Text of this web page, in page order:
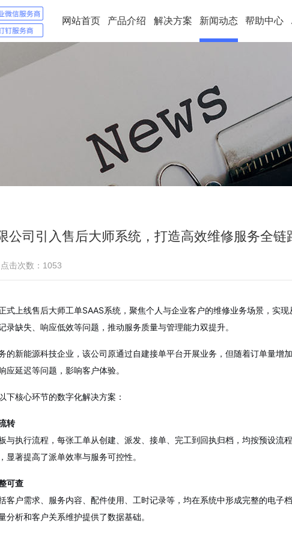
网站首页 产品介绍 解决方案 新闻动态 帮助中心
公司引入售后大师系统，打造高效维修服务全链
点击次数：1053
式上线售后大师工单SAAS系统，聚焦个人与企业客户的维修业务场景，实
缺失、响应低效等问题，推动服务质量与管理能力双提升。
的新能源科技企业，该公司原通过自建接单平台开展业务，但随着订单量
延迟等问题，影响客户体验。
下核心环节的数字化解决方案：
转
与执行流程，每张工单从创建、派发、接单、完工到回执归档，均按预设流
著提高了派单效率与服务可控性。
可查
客户需求、服务内容、配件使用、工时记录等，均在系统中形成完整的电
析和客户关系维护提供了数据基础。